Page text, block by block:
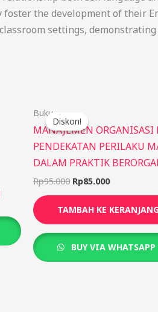
the development of their
settings,
Diskon!
Diskon!
Buku
MANAJEMEN ORGANISASI
PENDEKATAN PERILAKU
DALAM PRAKTIK
Rp95.000
adalah:
Rp95.000.
Rp85.000
ini
adalah:
Rp85.000.
TAMBAH KE
BUY VIA WHATSAPP